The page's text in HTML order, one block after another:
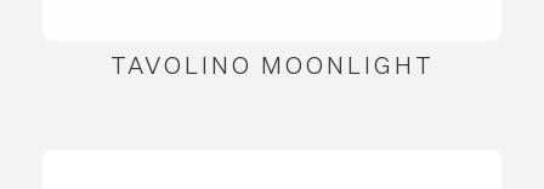
TAVOLINO MOONLIGHT